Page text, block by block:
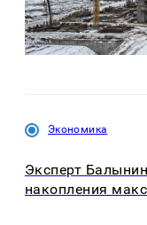
Экономика
Эксперт
накопления